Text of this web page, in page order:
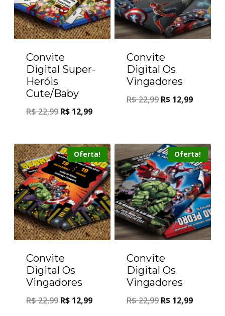
Convite
Digital Super-
Heróis
Cute/Baby
R$22,99 R$ 12,99
Convite
Digital Os
Vingadores
R$22,99 R$ 12,99
Oferta!
Convite
Digital Os
Vingadores
R$22,99 R$ 12,99
Oferta!
Convite
Digital Os
Vingadores
R$22,99 R$ 12,99